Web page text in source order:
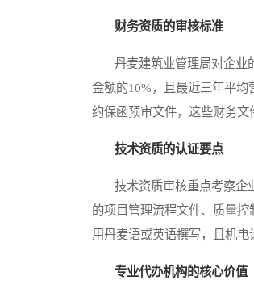
财务资质的审核标准
丹麦建筑业管理局对企业的
金额的10%，且最近三年平
约保函预审文件，这些财务文
技术资质的认证要点
技术资质审核重点考察企业
的项目管理流程文件、质量
用丹麦语或英语撰写，且机电
专业代办机构的核心价值